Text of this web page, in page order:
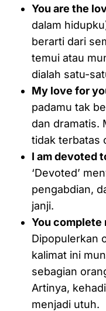
You are the
dalam
berarti dari
temui atau
dialah satu-
My love for
padamu tak
dan dramatis.
tidak terbatas
I am devoted
‘Devoted’
pengabdian,
janji.
You complete
Dipopulerkan
kalimat ini
sebagian
Artinya,
menjadi utuh.